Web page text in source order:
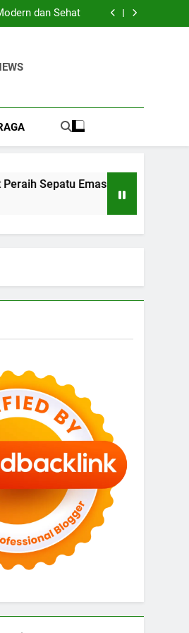
dan Sehat
Dunia 2026?
dan Sehat
Dunia 2026?
Sepatu Emas Piala Dunia 2026?